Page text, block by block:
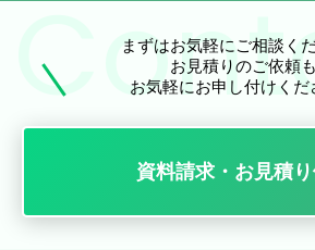
まずはお気軽にご相談くだ
お見積りのご依頼も
お気軽にお申し付けくだ
資料請求・お見積